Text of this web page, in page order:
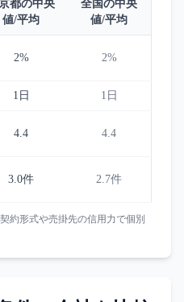
都の中央
値/平均
全国の中央
値/平均
2% 2%
1日 1日
4.4 4.4
3.0件 2.7件
約形式や売掛先の信用力で個別